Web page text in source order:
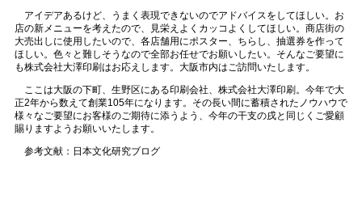
アイデアあるけど、うまく表現できないのでアドバイスをしてほしい。お
店の新メニューを考えたので、見栄えよくカッコよくしてほしい。商店街の
大売出しに使用したいので、各店舗用にポスター、ちらし、抽選券を作って
ほしい。色々と難しそうなので全部お任せでお願いしたい。そんなご要望に
も株式会社大澤印刷はお応えします。大阪市内はご訪問いたします。
ここは大阪の下町、生野区にある印刷会社、株式会社大澤印刷。今年で大
正2年から数えて創業105年になります。その長い間に蓄積されたノウハウで
様々なご要望にお客様のご期待に添うよう、今年の干支の戌と同じくご愛顧
賜りますようお願いいたします。
参考文献：日本文化研究ブログ